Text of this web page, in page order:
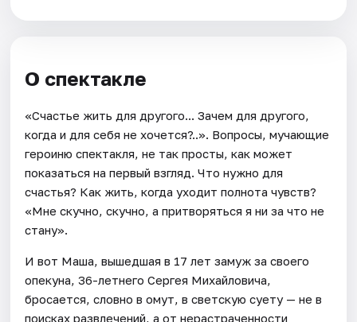
О спектакле
«Счастье жить для другого... Зачем для другого,
когда и для себя не хочется?..». Вопросы, мучающие
героиню спектакля, не так просты, как может
показаться на первый взгляд. Что нужно для
счастья? Как жить, когда уходит полнота чувств?
«Мне скучно, скучно, а притворяться я ни за что не
стану».
И вот Маша, вышедшая в 17 лет замуж за своего
опекуна, 36-летнего Сергея Михайловича,
бросается, словно в омут, в светскую суету — не в
поисках развлечений, а от нерастраченности